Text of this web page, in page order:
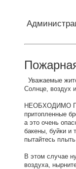
Уважаемые
Солнце, воздух
НЕОБХОДИМО
притопленные
а это очень
бакены, буйки и
пытайтесь
В этом случае
воздуха,